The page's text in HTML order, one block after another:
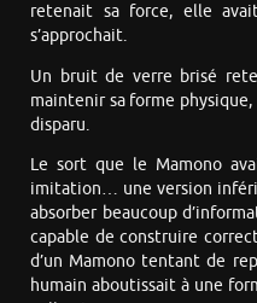
retenait sa force, elle
s’approchait.
Un bruit de verre brisé
maintenir sa forme
disparu.
Le sort que le Mamono
imitation… une version
absorber beaucoup
capable de construire
d’un Mamono tentant de
humain aboutissait à une